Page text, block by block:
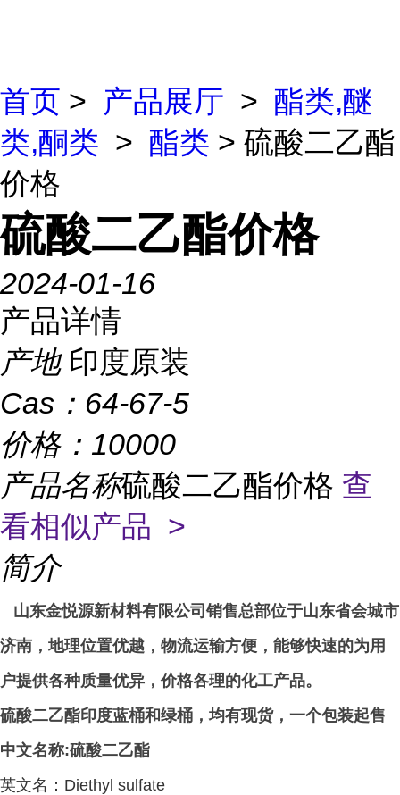
首页 > 产品展厅 > 酯类,醚
类,酮类 > 酯类 > 硫酸二乙酯
价格
硫酸二乙酯价格
2024-01-16
产品详情
产地 印度原装
Cas： 64-67-5
价格： 10000
产品名称硫酸二乙酯价格 查
看相似产品 >
简介
山东金悦源新材料有限公司销售总部位于山东省会城市
济南，地理位置优越，物流运输方便，能够快速的为用
户提供各种质量优异，价格各理的化工产品。
硫酸二乙酯印度蓝桶和绿桶，均有现货，一个包装起售
中文名称:硫酸二乙酯
英文名： Diethyl sulfate